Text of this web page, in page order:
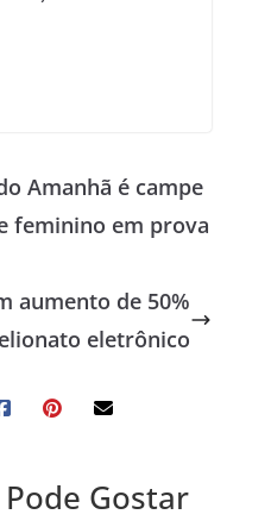
Amanhã é campe
feminino em prova
aumento de 50%
eletrônico
Gostar